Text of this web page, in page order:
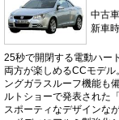
中古
新車
25秒で開閉する電動ハー
両方が楽しめるCCモデ
ングガラスルーフ機能も
ルトショーで発表された
スポーティなデザインな